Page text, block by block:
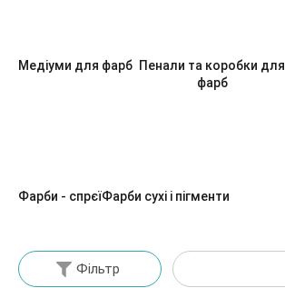
Медіуми для фарб Пенали та коробки для
фарб
Фарби - спрєїФарби сухі і пігменти
Фільтр